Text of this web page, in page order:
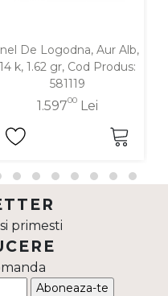
De Logodna, Aur Alb,
14 k, 1.62 gr, Cod Produs:
581119
1.59700 Lei
primesti
Aboneaza-te